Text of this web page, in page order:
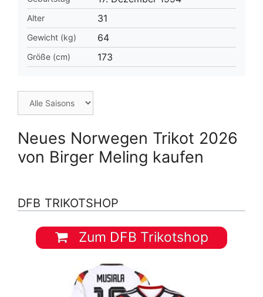
Alter 31
Gewicht (kg) 64
Größe (cm) 173
Neues Norwegen Trikot 2026
von Birger Meling kaufen
DFB TRIKOTSHOP
Zum DFB Trikotshop